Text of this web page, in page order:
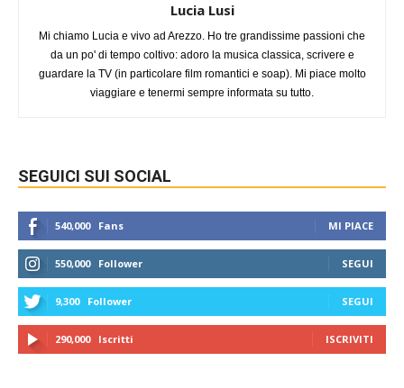
Lucia Lusi
Mi chiamo Lucia e vivo ad Arezzo. Ho tre grandissime passioni che
da un po' di tempo coltivo: adoro la musica classica, scrivere e
guardare la TV (in particolare film romantici e soap). Mi piace molto
viaggiare e tenermi sempre informata su tutto.
SEGUICI SUI SOCIAL
540,000 Fans MI PIACE
550,000 Follower SEGUI
9,300 Follower SEGUI
290,000 Iscritti ISCRIVITI